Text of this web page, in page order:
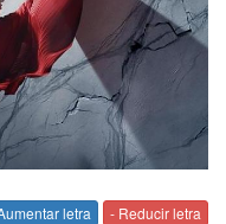
letra - Reducir letra